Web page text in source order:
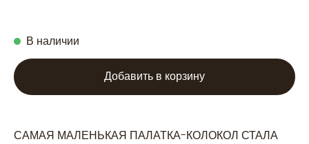
В наличии
Добавить в корзину
САМАЯ МАЛЕНЬКАЯ ПАЛАТКА-КОЛОКОЛ СТАЛА